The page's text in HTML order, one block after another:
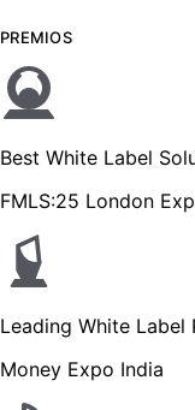
PREMIOS
Best White Label
FMLS:25 London
Leading White
Money Expo India